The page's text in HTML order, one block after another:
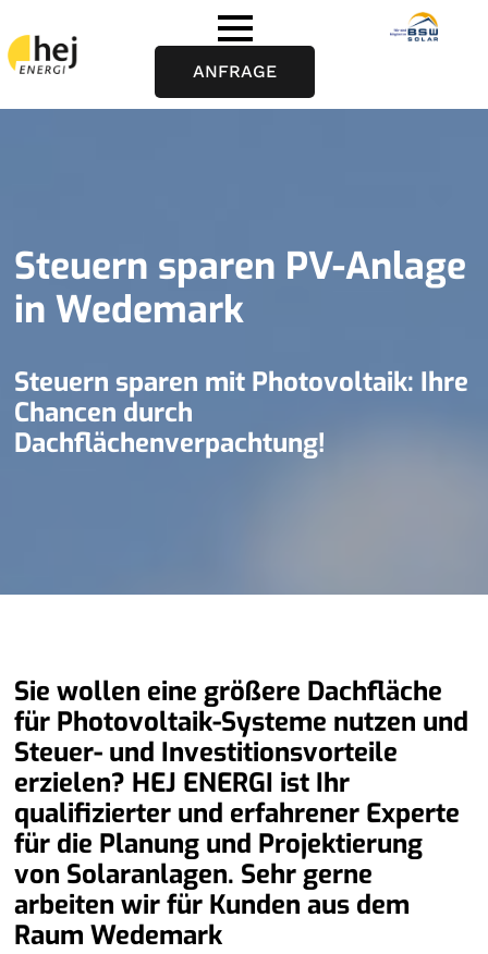
ANFRAGE
Steuern sparen PV-Anlage
in Wedemark
Steuern sparen mit Photovoltaik: Ihre
Chancen durch
Dachflächenverpachtung!
Sie wollen eine größere Dachfläche
für Photovoltaik-Systeme nutzen und
Steuer- und Investitionsvorteile
erzielen? HEJ ENERGI ist Ihr
qualifizierter und erfahrener Experte
für die Planung und Projektierung
von Solaranlagen. Sehr gerne
arbeiten wir für Kunden aus dem
Raum Wedemark